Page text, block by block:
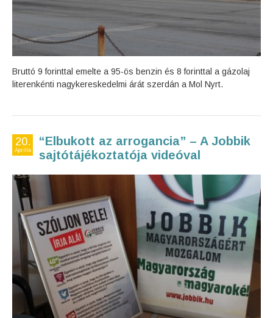
Bruttó 9 forinttal emelte a 95-ös benzin és 8 forinttal a gázolaj
literenkénti nagykereskedelmi árát szerdán a Mol Nyrt.
20.
Április
“Elbukott az arrogancia” – A Jobbik
sajtótájékoztatója videóval